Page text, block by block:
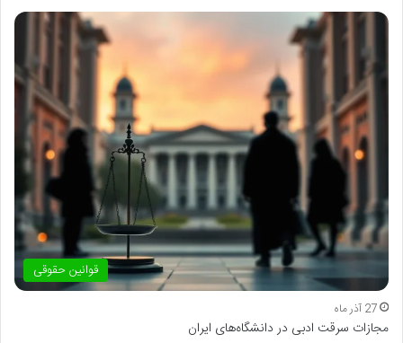
قوانین حقوقی
27 آذر ماه
مجازات سرقت ادبی در دانشگاه‌های ایران